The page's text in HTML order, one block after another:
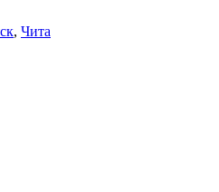
, Чита